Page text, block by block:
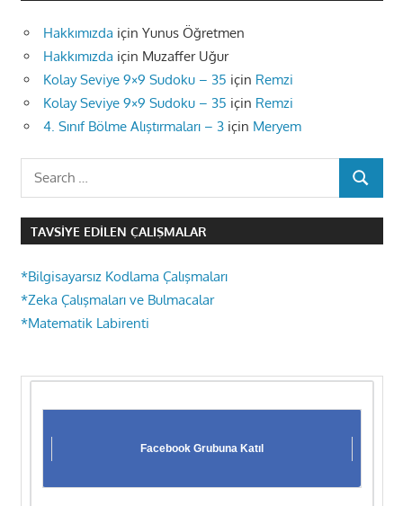
Hakkımızda için Yunus Öğretmen
Hakkımızda için Muzaffer Uğur
Kolay Seviye 9×9 Sudoku – 35 için Remzi
Kolay Seviye 9×9 Sudoku – 35 için Remzi
4. Sınıf Bölme Alıştırmaları – 3 için Meryem
Search
SEARCH
TAVSIYE EDILEN ÇALIŞMALAR
*Bilgisayarsız Kodlama Çalışmaları
*Zeka Çalışmaları ve Bulmacalar
*Matematik Labirenti
Facebook Grubuna Katıl